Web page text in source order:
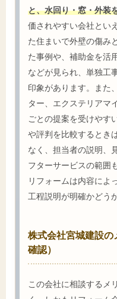
と、水回り・窓・外装
価されやすい会社とい
た住まいで外壁の傷み
た事例や、補助金を活
などが見られ、単独工
印象があります。また
ター、エクステリアマ
ごとの提案を受けやす
や評判を比較するとき
なく、担当者の説明、
フターサービスの範囲
リフォームは内容によ
工程説明が明確かどう
株式会社宮城建設
確認）
この会社に相談するメ